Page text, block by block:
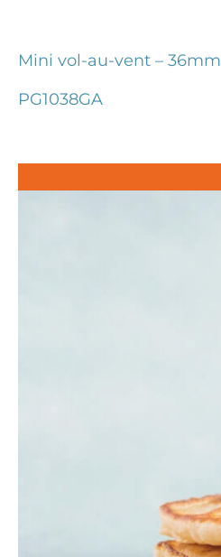
Mini vol-au-vent – 36mm
PG1038GA